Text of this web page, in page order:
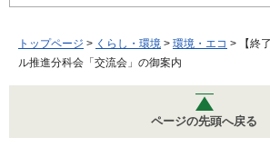
トップページ > くらし・環境 > 環境・エコ > 【終
ル推進分科会「交流会」の御案内
ページの先頭へ戻る